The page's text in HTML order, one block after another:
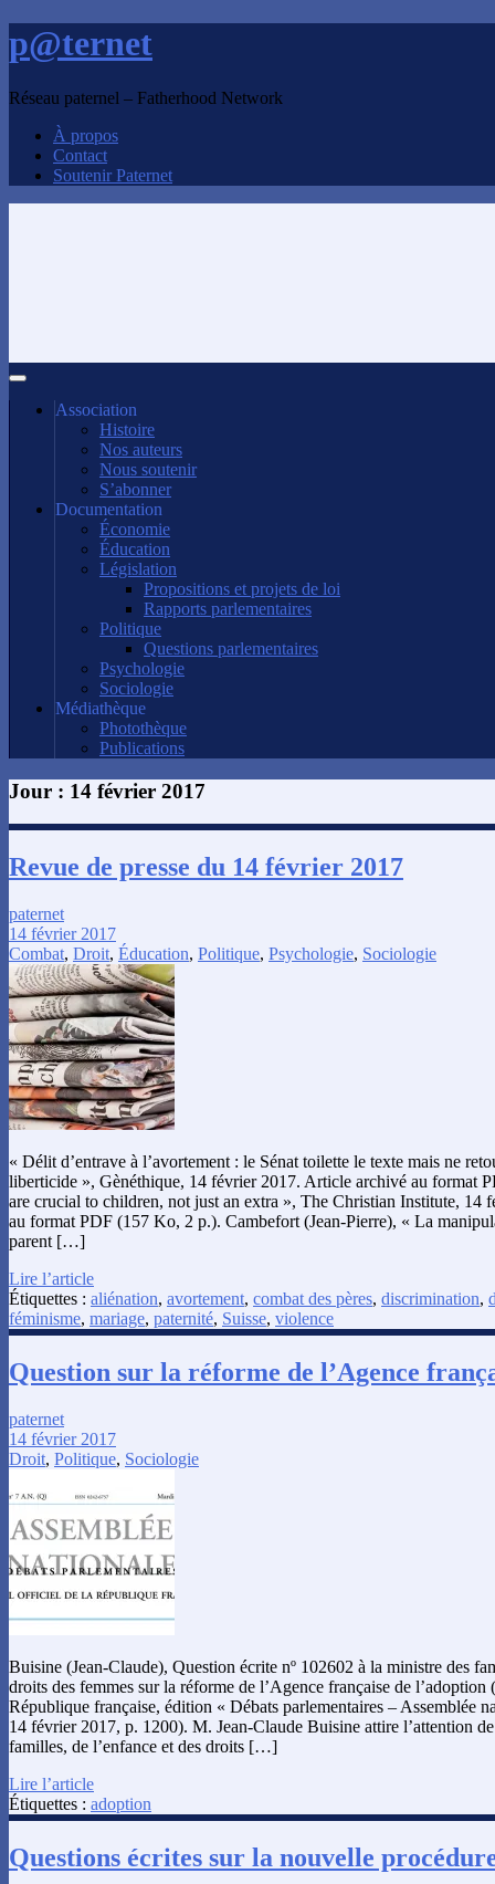
p@ternet
Réseau paternel – Fatherhood Network
À propos
Contact
Soutenir Paternet
Association
Histoire
Nos auteurs
Nous soutenir
S’abonner
Documentation
Économie
Éducation
Législation
Propositions et projets de loi
Rapports parlementaires
Politique
Questions parlementaires
Psychologie
Sociologie
Médiathèque
Photothèque
Publications
Jour : 14 février 2017
Revue de presse du 14 février 2017
paternet
14 février 2017
Combat, Droit, Éducation, Politique, Psychologie, Sociologie
« Délit d’entrave à l’avortement : le Sénat toilette le texte mais ne
liberticide », Gènéthique, 14 février 2017. Article archivé au format
are crucial to children, not just an extra », The Christian Institute, 14
au format PDF (157 Ko, 2 p.). Cambefort (Jean-Pierre), « La
parent […]
Lire l’article
Étiquettes : aliénation, avortement, combat des pères, discrimination,
féminisme, mariage, paternité, Suisse, violence
Question sur la réforme de l’Agence
paternet
14 février 2017
Droit, Politique, Sociologie
Buisine (Jean-Claude), Question écrite nº 102602 à la ministre des
droits des femmes sur la réforme de l’Agence française de
République française, édition « Débats parlementaires – Assemblée
14 février 2017, p. 1200). M. Jean-Claude Buisine attire l’attention
familles, de l’enfance et des droits […]
Lire l’article
Étiquettes : adoption
Questions écrites sur la nouvelle